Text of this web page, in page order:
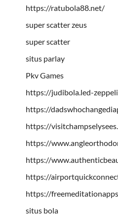
https://ratubola88.net/
super scatter zeus
super scatter
situs parlay
Pkv Games
https://judibola.led-
https://
https://
https://
https://
https://
https://
situs bola